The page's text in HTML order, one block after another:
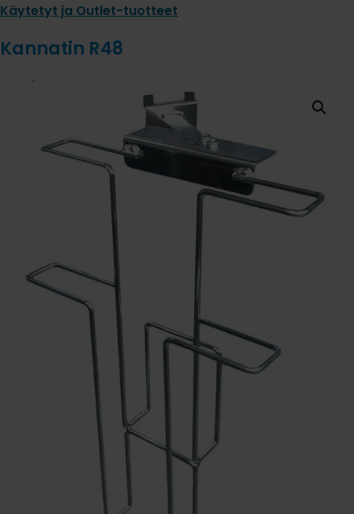
Käytetyt ja Outlet-tuotteet
Kannatin R48